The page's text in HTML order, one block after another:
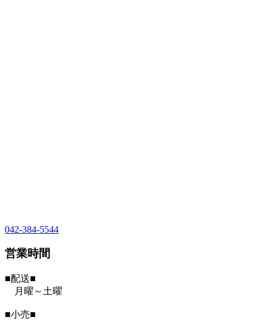
042-384-5544
営業時間
■配送■
月曜～土曜
■小売■